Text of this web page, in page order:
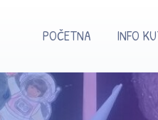
POČETNA INFO